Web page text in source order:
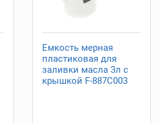
Емкость мерная
пластиковая для
заливки масла 3л с
крышкой F-887C003